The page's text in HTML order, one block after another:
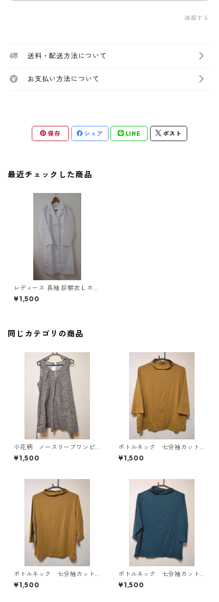
通報する
送料・配送方法について
お支払い方法について
保存 シェア LINE ポスト
最近チェックした商品
レディース 長袖 診察衣 L ホワ
イト ◆KIY-1215◆
¥1,500
同じカテゴリの商品
小花柄 ノースリーブワンピ
ース ４Ｌ ブラック KAE-
4819
¥1,500
ボトルネック 七分袖カット
ソー ４Ｌ マスタード KA
E-4818
¥1,500
ボトルネック 七分袖カット
ソー ４Ｌ マスタード KA
E-4816
¥1,500
ボトルネック 七分袖カット
ソー ４Ｌ ティールグリー
ン KAE-4815
¥1,500